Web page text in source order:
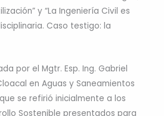
y “La Ingeniería Civil es
Caso testigo: la
por el Mgtr. Esp. Ing. Gabriel
en Aguas y Saneamientos
se refirió inicialmente a los
Sostenible presentados para